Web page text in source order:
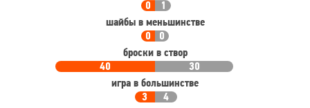
0
1
шайбы в меньшинстве
0
0
броски в створ
40
30
игра в большинстве
3
4